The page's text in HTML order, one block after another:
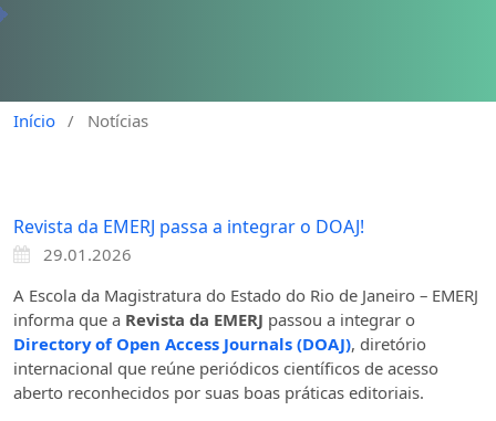
Início / Notícias
Revista da EMERJ passa a integrar o DOAJ!
29.01.2026
A Escola da Magistratura do Estado do Rio de Janeiro – EMERJ
informa que a Revista da EMERJ passou a integrar o
Directory of Open Access Journals (DOAJ), diretório
internacional que reúne periódicos científicos de acesso
aberto reconhecidos por suas boas práticas editoriais.